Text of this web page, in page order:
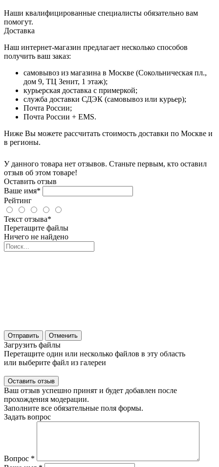
Наши квалифицированные специалисты обязательно вам
помогут.
Доставка
Наш интернет-магазин предлагает несколько способов
получить ваш заказ:
самовывоз из магазина в Москве (Сокольническая пл.,
дом 9, ТЦ Зенит, 1 этаж);
курьерская доставка с примеркой;
служба доставки СДЭК (самовывоз или курьер);
Почта России;
Почта России + EMS.
Ниже Вы можете рассчитать стоимость доставки по Москве и
в регионы.
У данного товара нет отзывов. Станьте первым, кто оставил
отзыв об этом товаре!
Оставить отзыв
Ваше имя*
Рейтинг
Текст отзыва*
Перетащите файлы
Ничего не найдено
Отправить Отменить
Загрузить файлы
Перетащите один или несколько файлов в эту область
или выберите файл из галереи
Ваш отзыв успешно принят и будет добавлен после
прохождения модерации.
Заполните все обязательные поля формы.
Задать вопрос
Вопрос *